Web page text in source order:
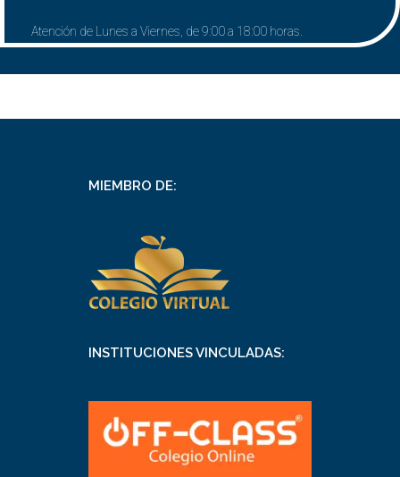
Atención de Lunes a Viernes, de 9:00 a 18:00 horas.
MIEMBRO DE:
INSTITUCIONES VINCULADAS: